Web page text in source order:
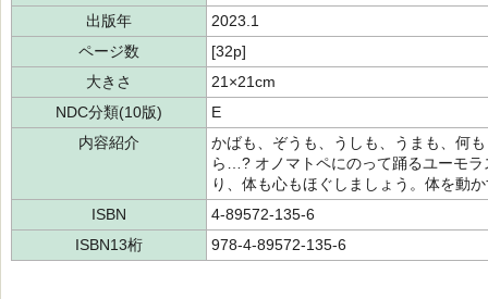
出版年
2023.1
ページ数
[32p]
大きさ
21×21cm
NDC分類(10版)
E
内容紹介
かばも、ぞうも、うしも、うまも、何
ら…? オノマトペにのって踊るユーモ
り、体も心もほぐしましょう。体を動
ISBN
4-89572-135-6
ISBN13桁
978-4-89572-135-6